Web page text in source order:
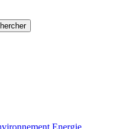
Energie